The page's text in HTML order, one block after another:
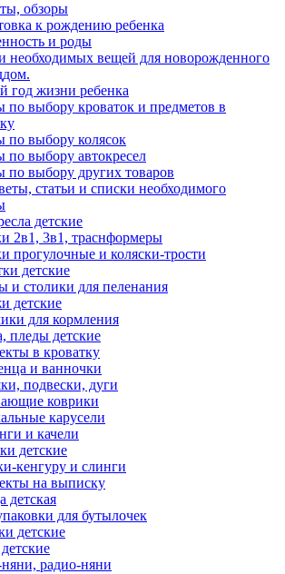
обзоры
к рождению ребенка
и роды
необходимых вещей для новорожденного
год жизни ребенка
по выбору кроваток и предметов в
по выбору колясок
по выбору автокресел
по выбору других товаров
статьи и списки необходимого
детские
2в1, 3в1, траснформеры
прогулочные и коляски-трости
детские
и столики для пеленания
детские
для кормления
пледы детские
в кроватку
и ванночки
подвески, дуги
коврики
карусели
и качели
детские
кенгуру и слинги
на выписку
детская
для бутылочек
детские
радио-няни